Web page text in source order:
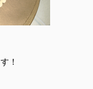
！